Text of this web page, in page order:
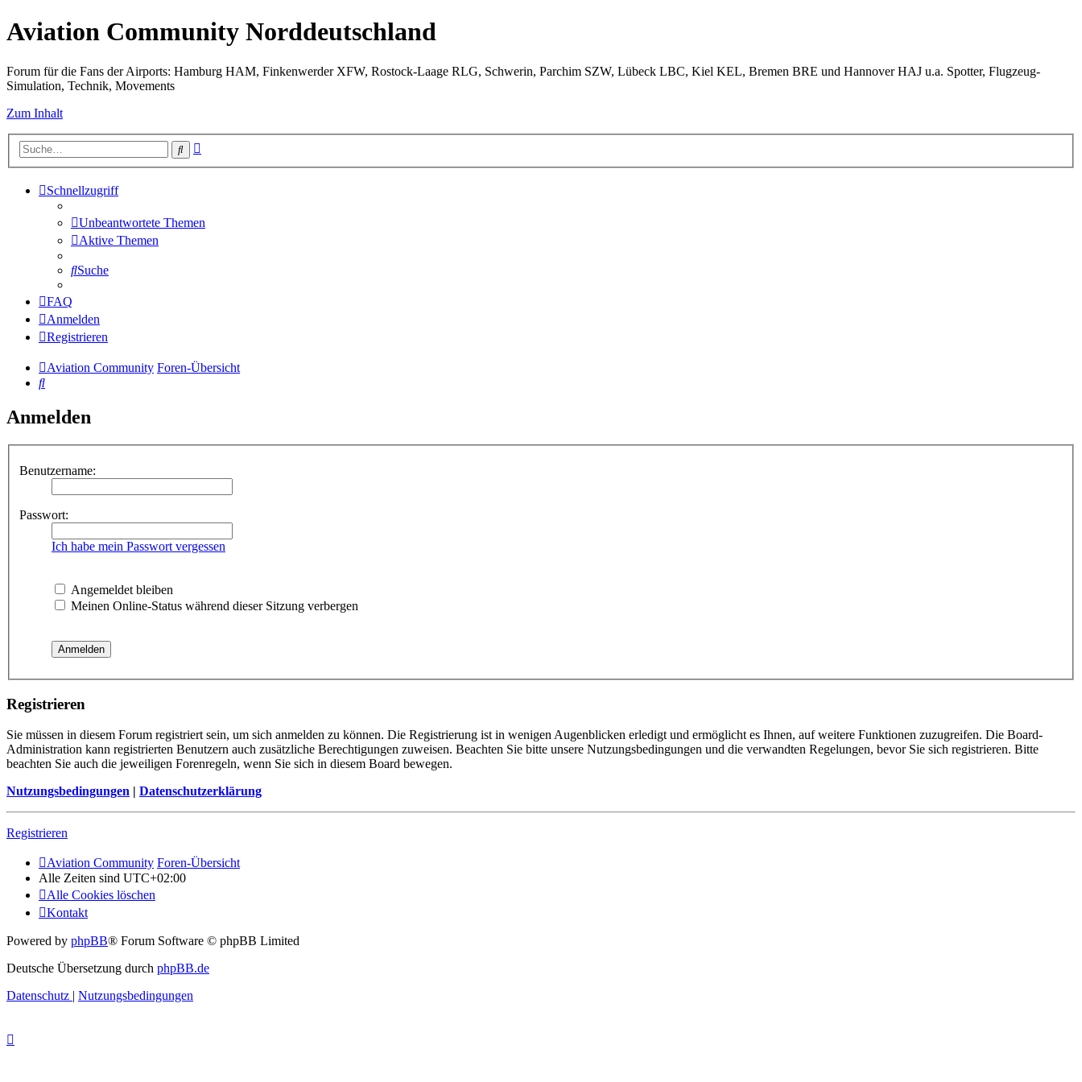
Aviation Community Norddeutschland
Forum für die Fans der Airports: Hamburg HAM, Finkenwerder XFW, Rostock-Laage RLG, Schwerin, Parchim SZW, Lübeck LBC, Kiel KEL, Bremen BRE und Hannover HAJ u.a. Spotter, Flugzeug-
Simulation, Technik, Movements
Zum Inhalt
Suche
Schnellzugriff
Unbeantwortete Themen
Aktive Themen
Suche
FAQ
Anmelden
Registrieren
Aviation Community Foren-Übersicht
Suche
Anmelden
Benutzername:
Passwort:
Ich habe mein Passwort vergessen
Angemeldet bleiben
Meinen Online-Status während dieser Sitzung verbergen
Registrieren
Sie müssen in diesem Forum registriert sein, um sich anmelden zu können. Die Registrierung ist in wenigen Augenblicken erledigt und ermöglicht es Ihnen, auf weitere Funktionen zuzugreifen. Die Board-
Administration kann registrierten Benutzern auch zusätzliche Berechtigungen zuweisen. Beachten Sie bitte unsere Nutzungsbedingungen und die verwandten Regelungen, bevor Sie sich registrieren. Bitte
beachten Sie auch die jeweiligen Forenregeln, wenn Sie sich in diesem Board bewegen.
Nutzungsbedingungen | Datenschutzerklärung
Registrieren
Aviation Community Foren-Übersicht
Alle Zeiten sind UTC+02:00
Alle Cookies löschen
Kontakt
Powered by phpBB® Forum Software © phpBB Limited
Deutsche Übersetzung durch phpBB.de
Datenschutz | Nutzungsbedingungen